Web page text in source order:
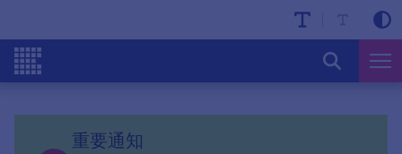
重要通知